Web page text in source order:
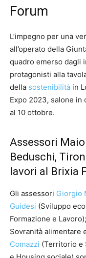
Forum
L’impegno per una
all’operato della
quadro emerso dagli
protagonisti alla
della sostenibilità in
Expo 2023, salone in
al 10 ottobre.
Assessori
Beduschi,
lavori al Brixia
Gli assessori Giorgio
Guidesi (Sviluppo
Formazione e Lavoro);
Sovranità alimentare
Comazzi (Territorio e